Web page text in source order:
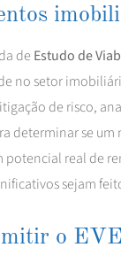
de Estudo de
no setor
de risco,
determinar se um
real de
sejam
o